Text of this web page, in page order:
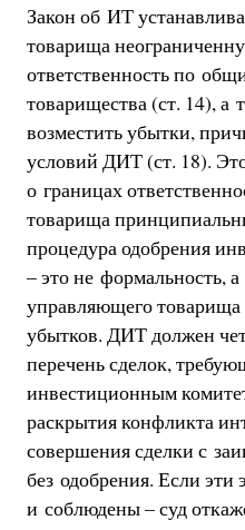
Закон об ИТ
товарища
ответственность по
товарищества (ст. 14), а
возместить убытки,
условий ДИТ (ст. 18).
о границах
товарища
процедура одобрения
– это не формальность,
управляющего
убытков. ДИТ должен
перечень сделок,
инвестиционным
раскрытия конфликта
совершения сделки с
без одобрения. Если
и соблюдены – суд